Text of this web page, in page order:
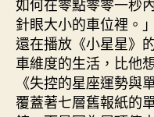
針眼大小的車位裡。
還在播放《小星星》
車維度的生活，比他
《失控的星座運勢與
覆蓋著七層舊報紙的